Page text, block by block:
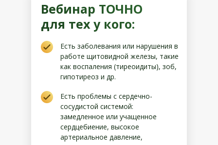
Вебинар ТОЧНО
для тех у кого:
Есть проблемы с сердечно-
сосудистой системой:
замедленное или учащенное
сердцебиение, высокое
артериальное давление,
Есть заболевания или нарушения в
работе щитовидной железы, такие
как воспаления (тиреоидиты), зоб,
гипотиреоз и др.